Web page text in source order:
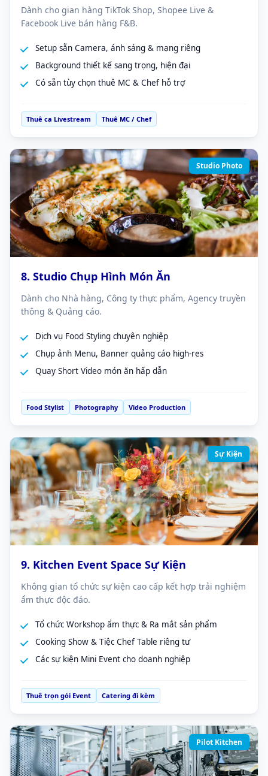
Dành cho gian hàng TikTok Shop, Shopee Live &
Facebook Live bán hàng F&B.
Setup sẵn Camera, ánh sáng & mạng riêng
Background thiết kế sang trọng, hiện đại
Có sẵn tùy chọn thuê MC & Chef hỗ trợ
Thuê ca Livestream Thuê MC / Chef
Studio Photo
8. Studio Chụp Hình Món Ăn
Dành cho Nhà hàng, Công ty thực phẩm, Agency truyền
thông & Quảng cáo.
Dịch vụ Food Styling chuyên nghiệp
Chụp ảnh Menu, Banner quảng cáo high-res
Quay Short Video món ăn hấp dẫn
Food Stylist Photography Video Production
Sự Kiện
9. Kitchen Event Space Sự Kiện
Không gian tổ chức sự kiện cao cấp kết hợp trải nghiệm
ẩm thực độc đáo.
Tổ chức Workshop ẩm thực & Ra mắt sản phẩm
Cooking Show & Tiệc Chef Table riêng tư
Các sự kiện Mini Event cho doanh nghiệp
Thuê trọn gói Event Catering đi kèm
Pilot Kitchen